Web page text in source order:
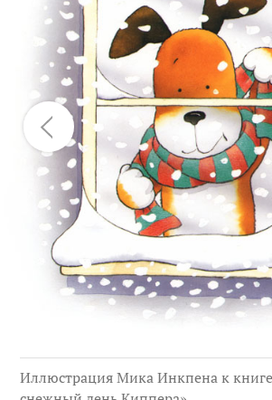
Иллюстрация Мика Инкпена к